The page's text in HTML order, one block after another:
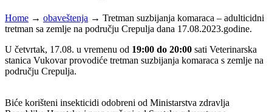
Home → obaveštenja → Tretman suzbijanja komaraca – adulticidni
tretman sa zemlje na području Crepulja dana 17.08.2023.godine.
U četvrtak, 17.08. u vremenu od 19:00 do 20:00 sati Veterinarska
stanica Vukovar provodiće tretman suzbijanja komaraca s zemlje na
području Crepulja.
Biće korišteni insekticidi odobreni od Ministarstva zdravlja